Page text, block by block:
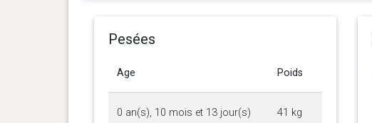
Pesées
Age Poids
0 an(s), 10 mois et 13 jour(s) 41 kg